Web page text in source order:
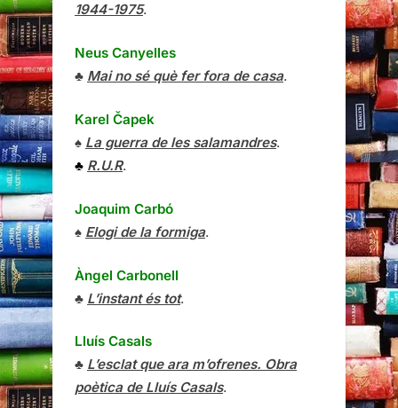
1944-1975.
Neus Canyelles
♣ Mai no sé què fer fora de casa.
Karel Čapek
♠ La guerra de les salamandres.
♣ R.U.R.
Joaquim Carbó
♠ Elogi de la formiga.
Àngel Carbonell
♣ L’instant és tot.
Lluís Casals
♣ L’esclat que ara m’ofrenes. Obra
poètica de Lluís Casals.